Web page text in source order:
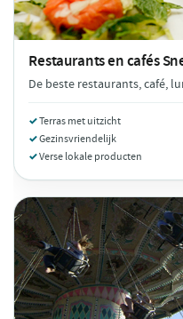
Restaurants en cafés
De beste restaurants, café,
Terras met uitzicht
Gezinsvriendelijk
Verse lokale producten